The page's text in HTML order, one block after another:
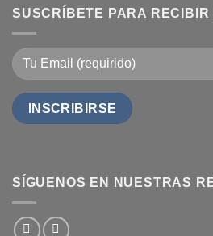
SUSCRÍBETE PARA RECIBIR
SÍGUENOS EN NUESTRAS